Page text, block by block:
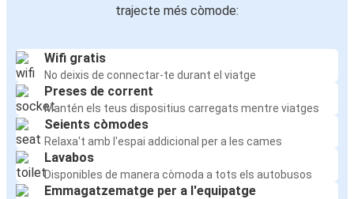
trajecte més còmode:
Wifi gratis
No deixis de connectar-te durant el viatge
Preses de corrent
Mantén els teus dispositius carregats mentre viatges
Seients còmodes
Relaxa't amb l'espai addicional per a les cames
Lavabos
Disponibles de manera còmoda a tots els autobusos
Emmagatzematge per a l'equipatge